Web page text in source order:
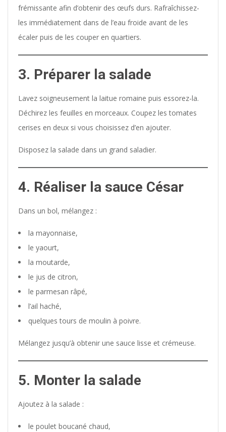
frémissante afin d’obtenir des œufs durs. Rafraîchissez-
les immédiatement dans de l’eau froide avant de les
écaler puis de les couper en quartiers.
3. Préparer la salade
Lavez soigneusement la laitue romaine puis essorez-la.
Déchirez les feuilles en morceaux. Coupez les tomates
cerises en deux si vous choisissez d’en ajouter.
Disposez la salade dans un grand saladier.
4. Réaliser la sauce César
Dans un bol, mélangez :
la mayonnaise,
le yaourt,
la moutarde,
le jus de citron,
le parmesan râpé,
l’ail haché,
quelques tours de moulin à poivre.
Mélangez jusqu’à obtenir une sauce lisse et crémeuse.
5. Monter la salade
Ajoutez à la salade :
le poulet boucané chaud,